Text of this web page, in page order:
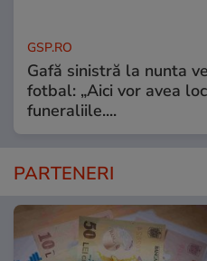
GSP.RO
Gafă sinistră la nunta
fotbal: „Aici vor avea loc
funeraliile....
PARTENERI